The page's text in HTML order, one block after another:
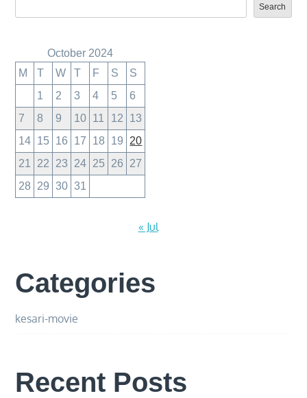
Search
October 2024
M
T W T F S
S
1
2 3 4 5
6
7
8 9 10 11 12
13
14 15 16 17 18 19
20
21
22 23 24 25 26
27
28
29 30 31
« Jul
Categories
kesari-movie
Recent Posts